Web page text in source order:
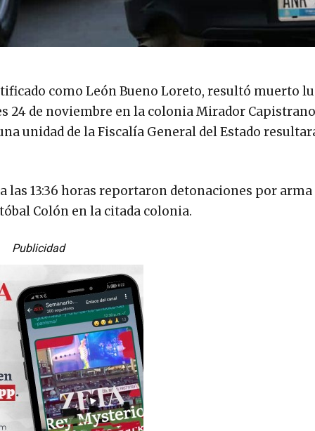
como León Bueno Loreto, resultó muerto
24 de noviembre en la colonia Mirador
unidad de la Fiscalía General del Estado
las 13:36 horas reportaron detonaciones por arma
Colón en la citada colonia.
Publicidad